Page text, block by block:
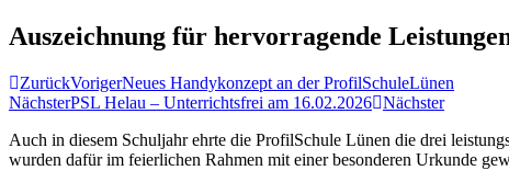
Auszeichnung für hervorragende
ZurückVorigerNeues Handykonzept an der ProfilSchuleLünen
NächsterPSL Helau – Unterrichtsfrei am 16.02.2026 Nächster
Auch in diesem Schuljahr ehrte die ProfilSchule Lünen die drei
wurden dafür im feierlichen Rahmen mit einer besonderen Urkunde